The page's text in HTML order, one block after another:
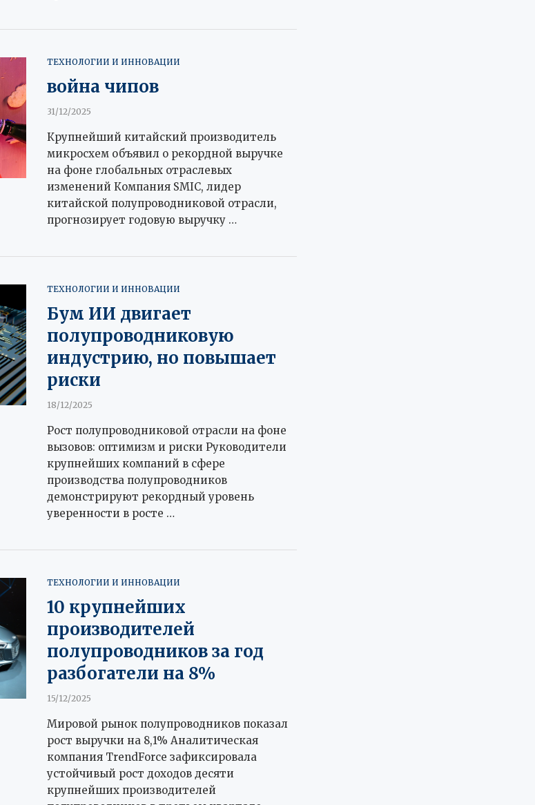
ТЕХНОЛОГИИ И ИННОВАЦИИ
война чипов
31/12/2025
Крупнейший китайский производитель
микросхем объявил о рекордной выручке
на фоне глобальных отраслевых
изменений Компания SMIC, лидер
китайской полупроводниковой отрасли,
прогнозирует годовую выручку …
ТЕХНОЛОГИИ И ИННОВАЦИИ
Бум ИИ двигает
полупроводниковую
индустрию, но повышает
риски
18/12/2025
Рост полупроводниковой отрасли на фоне
вызовов: оптимизм и риски Руководители
крупнейших компаний в сфере
производства полупроводников
демонстрируют рекордный уровень
уверенности в росте …
ТЕХНОЛОГИИ И ИННОВАЦИИ
10 крупнейших
производителей
полупроводников за год
разбогатели на 8%
15/12/2025
Мировой рынок полупроводников показал
рост выручки на 8,1% Аналитическая
компания TrendForce зафиксировала
устойчивый рост доходов десяти
крупнейших производителей